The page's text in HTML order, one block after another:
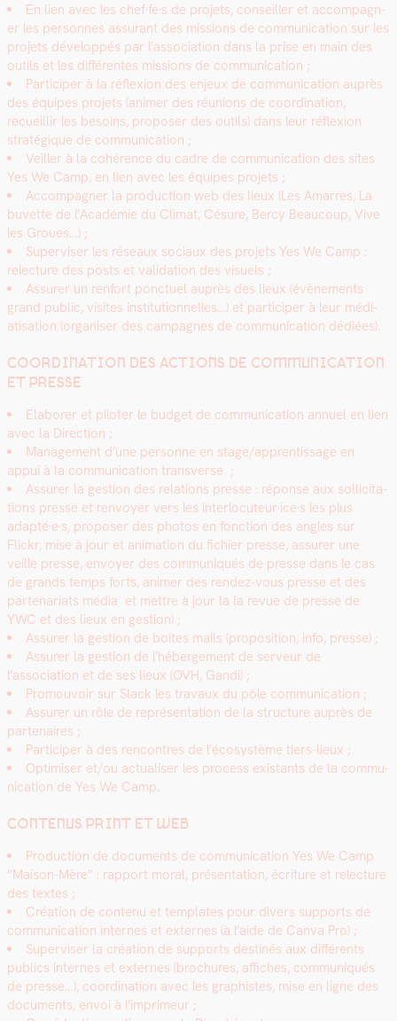
En lien avec les chef·fe·s de pro­jets, con­seiller et accom­pa­g­n­
er les per­son­nes assur­ant des mis­sions de com­mu­ni­ca­tion sur les
pro­jets dévelop­pés par l’association dans la prise en main des
out­ils et les dif­férentes mis­sions de com­mu­ni­ca­tion ;
Par­ticiper à la réflex­ion des enjeux de com­mu­ni­ca­tion auprès
des équipes pro­jets (ani­mer des réu­nions de coor­di­na­tion,
recueil­lir les besoins, pro­pos­er des out­ils) dans leur réflex­ion
stratégique de com­mu­ni­ca­tion ;
Veiller à la cohérence du cadre de com­mu­ni­ca­tion des sites
Yes We Camp, en lien avec les équipes pro­jets ;
Accom­pa­g­n­er la pro­duc­tion web des lieux (Les Amar­res, La
buvette de l’Académie du Cli­mat, Césure, Bercy Beau­coup, Vive
les Groues…) ;
Super­vis­er les réseaux soci­aux des pro­jets Yes We Camp :
relec­ture des posts et val­i­da­tion des visuels ;
Assur­er un ren­fort ponctuel auprès des lieux (évène­ments
grand pub­lic, vis­ites insti­tu­tion­nelles…) et par­ticiper à leur médi­
ati­sa­tion (organ­is­er des cam­pagnes de com­mu­ni­ca­tion dédiées).
COORDINATION DES ACTIONS DE COMMUNICATION
ET PRESSE
Ela­bor­er et pilot­er le bud­get de com­mu­ni­ca­tion annuel en lien
avec la Direc­tion ;
Man­age­ment d’une per­son­ne en stage/apprentissage en
appui à la com­mu­ni­ca­tion trans­verse ;
Assur­er la ges­tion des rela­tions presse : réponse aux sol­lic­i­ta­
tions presse et ren­voy­er vers les interlocuteur·ice·s les plus
adapté·e·s, pro­pos­er des pho­tos en fonc­tion des angles sur
Flickr, mise à jour et ani­ma­tion du fichi­er presse, assur­er une
veille presse, envoy­er des com­mu­niqués de presse dans le cas
de grands temps forts, ani­mer des ren­dez-vous presse et des
parte­nar­i­ats média et met­tre à jour la la revue de presse de
YWC et des lieux en ges­tion) ;
Assur­er la ges­tion de boites mails (propo­si­tion, info, presse) ;
Assur­er la ges­tion de l’héberge­ment de serveur de
l’association et de ses lieux (OVH, Gan­di) ;
Pro­mou­voir sur Slack les travaux du pôle com­mu­ni­ca­tion ;
Assur­er un rôle de représen­ta­tion de la struc­ture auprès de
parte­naires ;
Par­ticiper à des ren­con­tres de l’écosystème tiers-lieux ;
Opti­miser et/ou actu­alis­er les process exis­tants de la com­mu­
ni­ca­tion de Yes We Camp.
CONTENUS PRINT ET WEB
Pro­duc­tion de doc­u­ments de com­mu­ni­ca­tion Yes We Camp
“Mai­son-Mère” : rap­port moral, présen­ta­tion, écri­t­ure et relec­ture
des textes ;
Créa­tion de con­tenu et tem­plates pour divers sup­ports de
com­mu­ni­ca­tion internes et externes (à l’aide de Can­va Pro) ;
Super­vis­er la créa­tion de sup­ports des­tinés aux dif­férents
publics internes et externes (brochures, affich­es, com­mu­niqués
de presse…), coor­di­na­tion avec les graphistes, mise en ligne des
doc­u­ments, envoi à l’imprimeur ;